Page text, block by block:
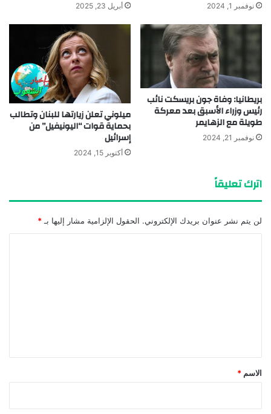
نوفمبر 1, 2024 أبريل 23, 2025
بريطانيا: وفاة جون بريسكت نائب
رئيس وزراء الأسبق بعد معركة
طويلة مع الزهايمر
نوفمبر 21, 2024
ميلوني تعلن زيارتها للبنان وتطالب
بحماية قوات “اليونيفيل” من
إسرائيل
أكتوبر 15, 2024
اترك تعليقاً
لن يتم نشر عنوان بريدك الإلكتروني. الحقول الإلزامية مشار إليها بـ *
*
الاسم *